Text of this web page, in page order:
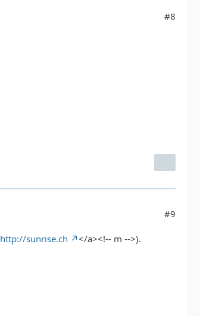
#8
#9
http://sunrise.ch </a><!-- m -->).